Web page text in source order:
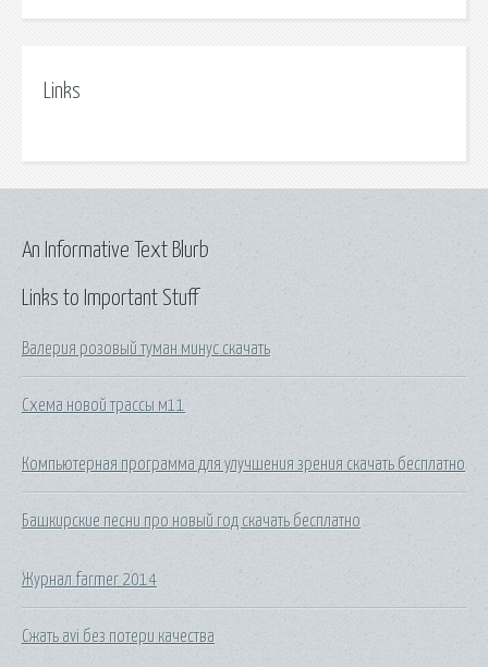
Links
Links to Important Stuff
Валерия розовый туман минус скачать
Схема новой трассы м11
Компьютерная программа для улучшения зрения скачать бесплатно
Башкирские песни про новый год скачать бесплатно
Журнал farmer 2014
Сжать avi без потери качества
An Informative Text Blurb